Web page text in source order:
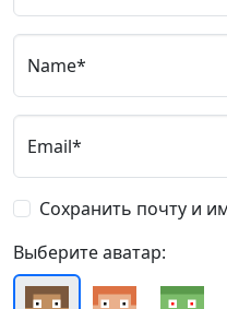
Name*
Email*
Сохранить почту и
Выберите аватар: